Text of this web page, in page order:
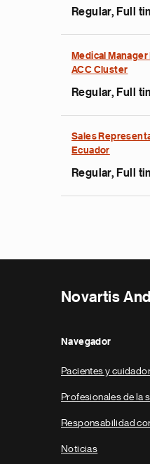
Regular, Full
Medical
ACC Cluster
Regular, Full
Sales
Ecuador
Regular, Full
Novartis
Navegador
Pacientes y
Profesionales de la
Responsabilidad
Noticias